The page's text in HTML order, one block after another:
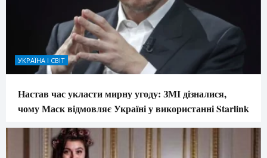
УКРАЇНА І СВІТ
Настав час укласти мирну угоду: ЗМІ дізналися,
чому Маск відмовляє Україні у використанні Starlink